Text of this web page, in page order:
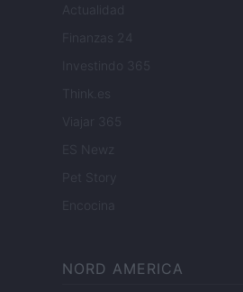
Actualidad
Finanzas 24
Investindo 365
Think.es
Viajar 365
ES Newz
Encocina
NORD AMERICA